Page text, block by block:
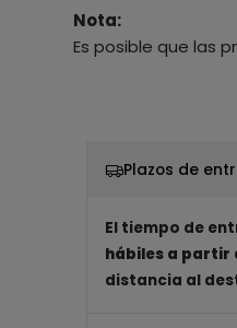
Nota:
Es posible que las
Plazos de
El tiempo de
hábiles a partir
distancia al